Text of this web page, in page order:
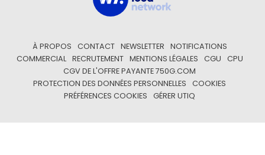
À PROPOS CONTACT NEWSLETTER
NOTIFICATIONS
COMMERCIAL
RECRUTEMENT MENTIONS LÉGALES CGU
CPU
CGV DE L'OFFRE PAYANTE 750G.COM
PROTECTION DES DONNÉES PERSONNELLES
COOKIES
PRÉFÉRENCES COOKIES
GÉRER UTIQ